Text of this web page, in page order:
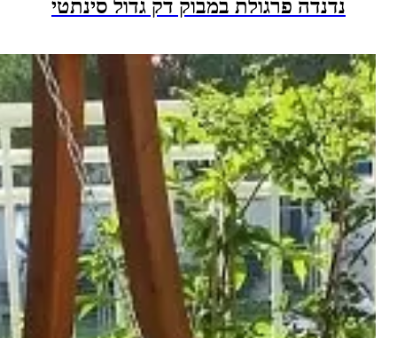
פרגולת במבוק דק גדול סינתטי